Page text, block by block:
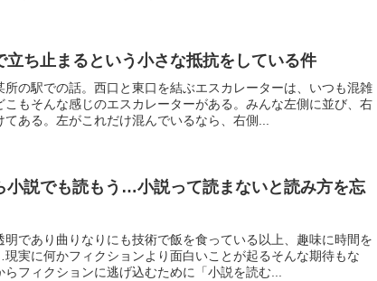
立ち止まるという小さな抵抗をしている件
の駅での話。西口と東口を結ぶエスカレーターは、いつも混雑
もそんな感じのエスカレーターがある。みんな左側に並び、右
ある。左がこれだけ混んでいるなら、右側...
小説でも読もう…小説って読まないと読み方を忘
であり曲りなりにも技術で飯を食っている以上、趣味に時間を
実に何かフィクションより面白いことが起るそんな期待もな
フィクションに逃げ込むために「小説を読む...